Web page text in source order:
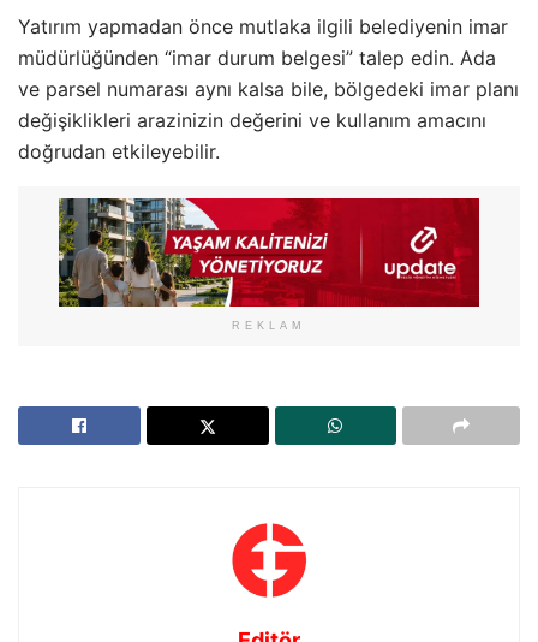
Yatırım yapmadan önce mutlaka ilgili belediyenin imar
müdürlüğünden “imar durum belgesi” talep edin. Ada
ve parsel numarası aynı kalsa bile, bölgedeki imar planı
değişiklikleri arazinizin değerini ve kullanım amacını
doğrudan etkileyebilir.
REKLAM